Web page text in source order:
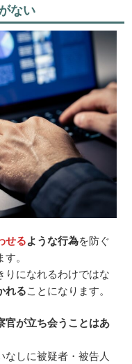
ない
せるような行為を防ぐ
。
りになれるわけではな
れることになります。
官が立ち会うことはあ
しに被疑者・被告人